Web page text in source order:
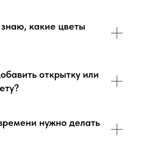
какие цветы
открытку или
нужно делать